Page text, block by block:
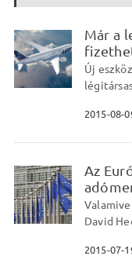
Már a
Új
2015-08-
Az
David
2015-07-